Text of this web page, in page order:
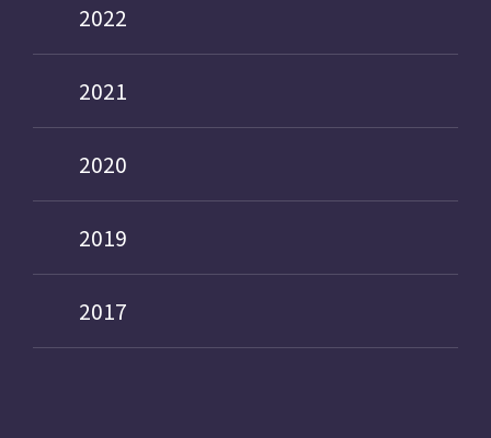
2022
2021
2020
2019
2017